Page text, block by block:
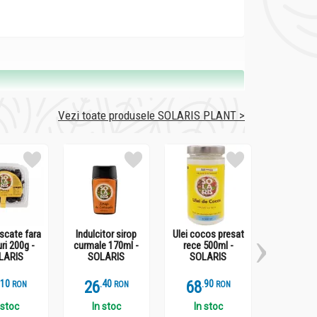
osos si dantura este recomandat prin
Vezi toate produsele SOLARIS PLANT >
fara
200g -
1 RON
stoc
Indulcitor sirop
curmale 170ml -
SOLARIS
26.4 RON
In stoc
Ulei cocos presat
rece 500ml -
SOLARIS
68.9 RON
In stoc